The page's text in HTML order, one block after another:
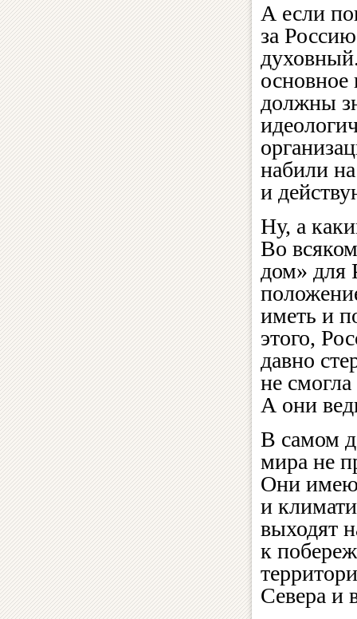
А если
за
должны
набили
и
Ну, а
Во
дом» для
иметь и
этого,
давно
не
А они
В самом
мира не
Они
и
выходят
к
Севера и